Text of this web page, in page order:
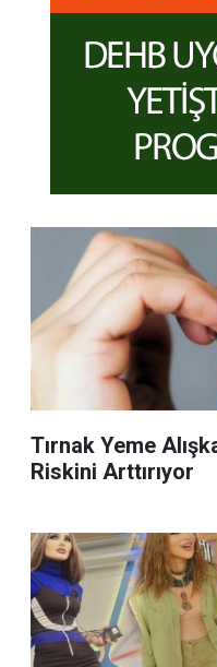
Tırnak Yeme
Riskini Arttırıyor